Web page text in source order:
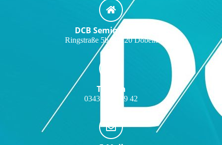
DCB Seminare e.K.
Ringstraße 5b, 04720 Döbeln
Telefon
03431 / 61 79 42